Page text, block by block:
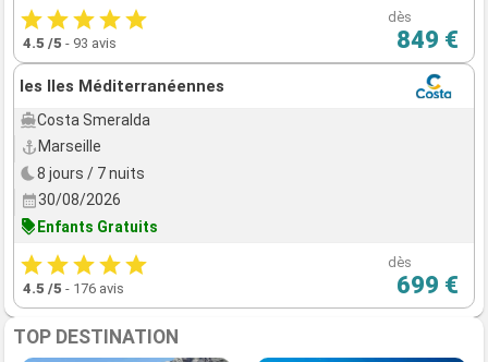
4.5 /5 - 93 avis
dès
849 €
les Iles Méditerranéennes
Costa Smeralda
Marseille
8 jours / 7 nuits
30/08/2026
Enfants Gratuits
4.5 /5 - 176 avis
dès
699 €
TOP DESTINATION